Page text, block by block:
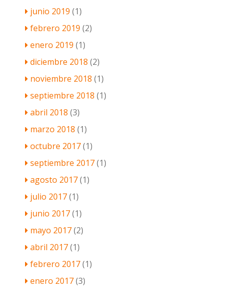
junio 2019 (1)
febrero 2019 (2)
enero 2019 (1)
diciembre 2018 (2)
noviembre 2018 (1)
septiembre 2018 (1)
abril 2018 (3)
marzo 2018 (1)
octubre 2017(1)
septiembre 2017(1)
agosto 2017(1)
julio 2017(1)
junio 2017(1)
mayo 2017(2)
abril 2017(1)
febrero 2017(1)
enero 2017(3)